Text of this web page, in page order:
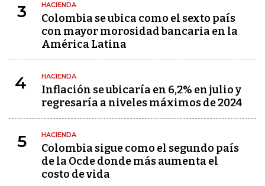
3 HACIENDA
Colombia se ubica como el sexto país
con mayor morosidad bancaria en la
América Latina
4 HACIENDA
Inflación se ubicaría en 6,2% en julio y
regresaría a niveles máximos de 2024
5 HACIENDA
Colombia sigue como el segundo país
de la Ocde donde más aumenta el
costo de vida